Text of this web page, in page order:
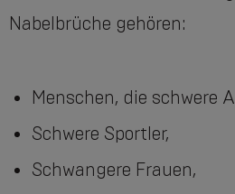
Nabelbrüche gehören:
Menschen, die schwere
Schwere Sportler,
Schwangere Frauen,